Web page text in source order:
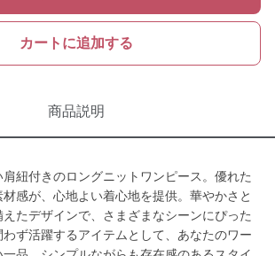
カートに追加する
商品説明
紐付きのロングニットワンピース。優れた
感が、心地よい着心地を提供。華やかさと
たデザインで、さまざまなシーンにぴった
わず活躍するアイテムとして、あなたのワー